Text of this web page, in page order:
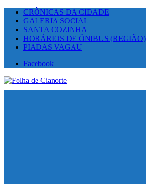
CRÔNICAS DA CIDADE
GALERIA SOCIAL
SANTA COZINHA
HORÁRIOS DE ÔNIBUS (REGIÃO)
PIADAS VAGAU
Facebook